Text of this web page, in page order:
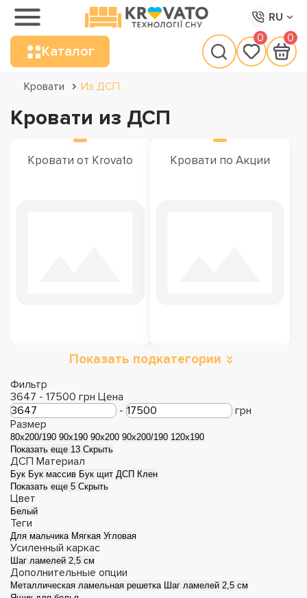
RU
Каталог
0 0
Кровати Из ДСП
Кровати из ДСП
Кровати от Krovato Кровати по Акции
Кровати с
механизмом
Кровати с мягким
Деревянные
кровати
кровати
Показать подкатегории
Фильтр
3647 - 17500 грн Цена
-
грн
Размер
80x200/190 90x190 90x200 90x200/190 120x190
Показать еще 13 Скрыть
ДСП Материал
Бук Бук массив Бук щит ДСП Клен
Показать еще 5 Скрыть
Цвет
Белый
Теги
Для мальчика Мягкая Угловая
Усиленный каркас
Шаг ламелей 2,5 см
Дополнительные опции
Металлическая ламельная решетка Шаг ламелей 2,5 см